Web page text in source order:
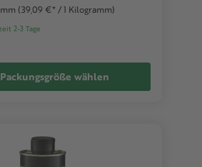
(39,09 €* / 1 Kilogramm)
2-3 Tage
wählen